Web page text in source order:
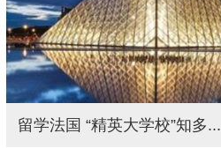
留学法国 “精英大学校”知多...